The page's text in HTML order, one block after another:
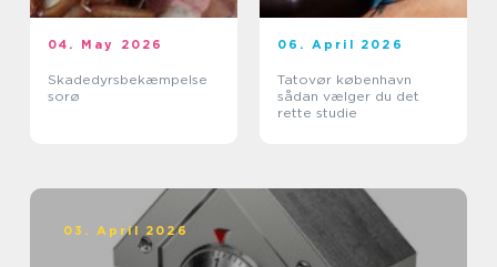
04. May 2026
Skadedyrsbekæmpelse
sorø
06. April 2026
Tatovør københavn
sådan vælger du det
rette studie
03. April 2026